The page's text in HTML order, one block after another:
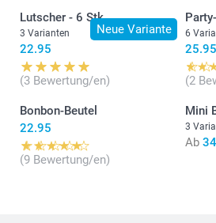
Neue Variante
Lutscher - 6 Stk.
3 Varianten
22.95
(3 Bewertung/en)
6
25.95
(2
Bonbon-Beutel
22.95
(9 Bewertung/en)
Mini
3
Ab